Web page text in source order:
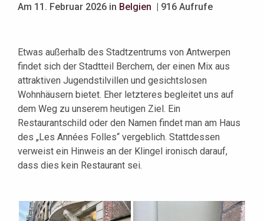
Am 11. Februar 2026 in Belgien | 916 Aufrufe
Etwas außerhalb des Stadtzentrums von Antwerpen
findet sich der Stadtteil Berchem, der einen Mix aus
attraktiven Jugendstilvillen und gesichtslosen
Wohnhäusern bietet. Eher letzteres begleitet uns auf
dem Weg zu unserem heutigen Ziel. Ein
Restaurantschild oder den Namen findet man am Haus
des „Les Années Folles“ vergeblich. Stattdessen
verweist ein Hinweis an der Klingel ironisch darauf,
dass dies kein Restaurant sei.